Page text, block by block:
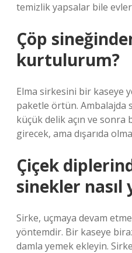
temizlik yapsalar bile
Çöp
kurtulurum?
Elma sirkesini bir kaseye
paketle örtün. Ambalajda
küçük delik açın ve sonra
girecek, ama dışarıda
Çiçek
sinekler nasıl
Sirke, uçmaya devam
yöntemdir. Bir kaseye
damla yemek ekleyin. Sirke